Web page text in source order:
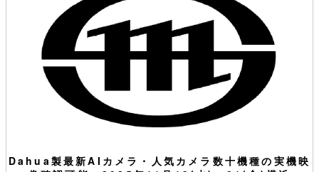
Dahua製最新AIカメラ・人気カメラ数十機種の実機映